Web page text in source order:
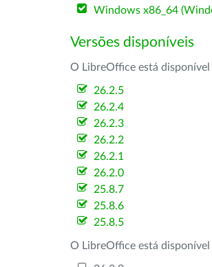
Windows x86_64
Versões disponíveis
O LibreOffice está disponível
26.2.5
26.2.4
26.2.3
26.2.2
26.2.1
26.2.0
25.8.7
25.8.6
25.8.5
O LibreOffice está disponível